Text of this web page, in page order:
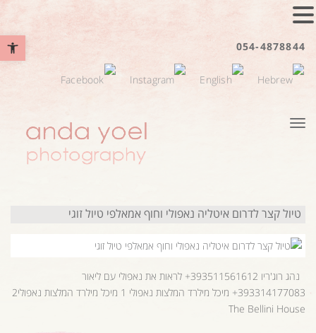
פתח סרגל 054-4878844
תפריט
טיול קצר לדרום איטליה נאפולי וחוף אמאלפי טיול זוגי
נהג רוג'ריו 393511561612+ לראות את נאפולי עם ליאור
393314177083+ מיכל מילרד המלצות נאפולי 1 מיכל מילרד המלצות נאפולי2
The Bellini House